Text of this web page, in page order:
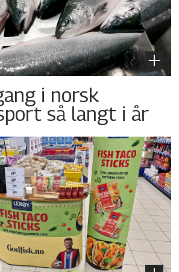
i norsk
så langt i år